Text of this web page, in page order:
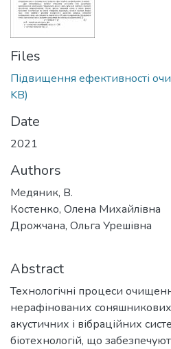
Files
Підвищення ефективності
KB)
Date
2021
Authors
Медяник, В.
Костенко, Олена Михайлівна
Дрожчана, Ольга Урешівна
Abstract
Технологічні процеси
нерафінованих соняшникових
акустичних і вібраційних
біотехнологій, що